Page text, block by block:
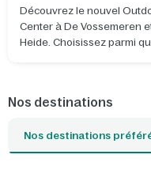
Vossemeren et Bispinger
ouvert
Découvrez le nouvel
Center à De Vossemeren
Heide. Choisissez parmi
Nos destinations
Nos destinations